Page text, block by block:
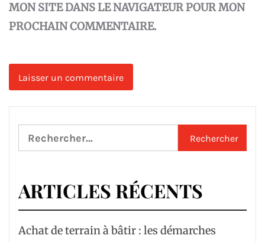
MON SITE DANS LE NAVIGATEUR POUR MON
PROCHAIN COMMENTAIRE.
Rechercher :
ARTICLES RÉCENTS
Achat de terrain à bâtir : les démarches